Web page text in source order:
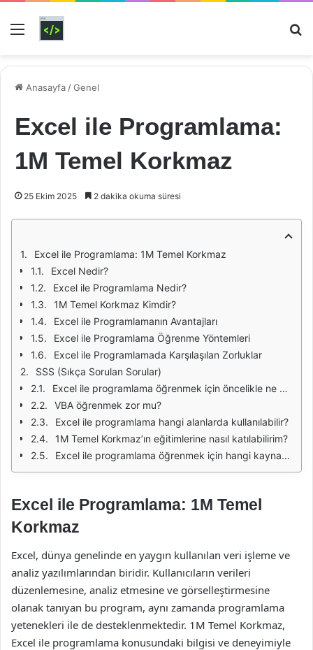
Menü
Anasayfa /Genel
Excel ile Programlama:
1M Temel Korkmaz
25 Ekim 2025 2 dakika okuma süresi
Excel ile Programlama: 1M Temel Korkmaz
Excel Nedir?
Excel ile Programlama Nedir?
1M Temel Korkmaz Kimdir?
Excel ile Programlamanın Avantajları
Excel ile Programlama Öğrenme Yöntemleri
Excel ile Programlamada Karşılaşılan Zorluklar
SSS (Sıkça Sorulan Sorular)
Excel ile programlama öğrenmek için öncelikle ne yapmalıyım?
VBA öğrenmek zor mu?
Excel ile programlama hangi alanlarda kullanılabilir?
1M Temel Korkmaz’ın eğitimlerine nasıl katılabilirim?
Excel ile programlama öğrenmek için hangi kaynakları önerirsiniz?
Excel ile Programlama: 1M Temel
Korkmaz
Excel, dünya genelinde en yaygın kullanılan veri işleme ve
analiz yazılımlarından biridir. Kullanıcıların verileri
düzenlemesine, analiz etmesine ve görselleştirmesine
olanak tanıyan bu program, aynı zamanda programlama
yetenekleri ile de desteklenmektedir. 1M Temel Korkmaz,
Excel ile programlama konusundaki bilgisi ve deneyimiyle